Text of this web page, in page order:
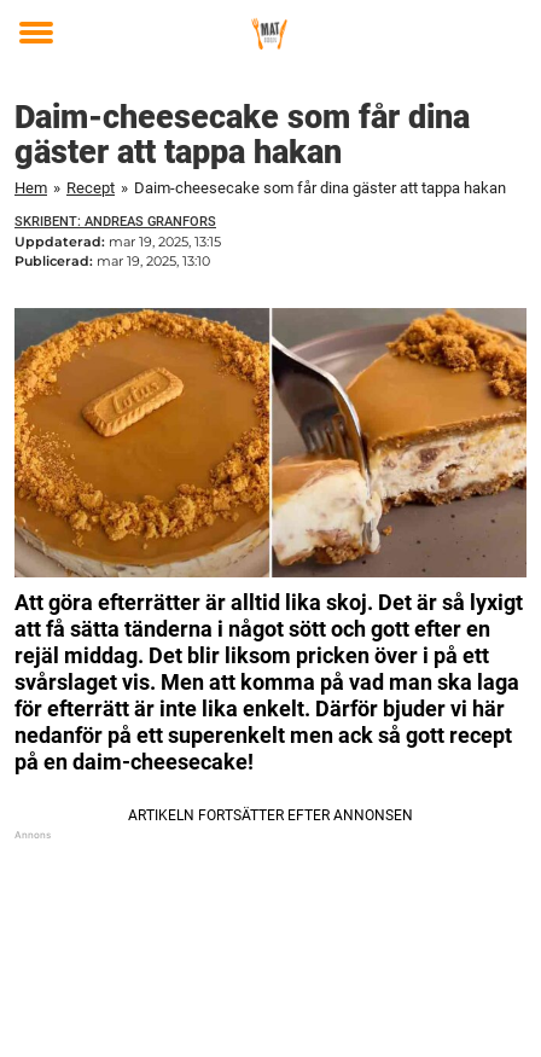
Toggle
Daim-cheesecake som får dina
gäster att tappa hakan
Hem » Recept » Daim-cheesecake som får dina gäster att tappa hakan
SKRIBENT: ANDREAS GRANFORS
Uppdaterad: mar 19, 2025, 13:15
Publicerad: mar 19, 2025, 13:10
Att göra efterrätter är alltid lika skoj. Det är så lyxigt
att få sätta tänderna i något sött och gott efter en
rejäl middag. Det blir liksom pricken över i på ett
svårslaget vis. Men att komma på vad man ska laga
för efterrätt är inte lika enkelt. Därför bjuder vi här
nedanför på ett superenkelt men ack så gott recept
på en daim-cheesecake!